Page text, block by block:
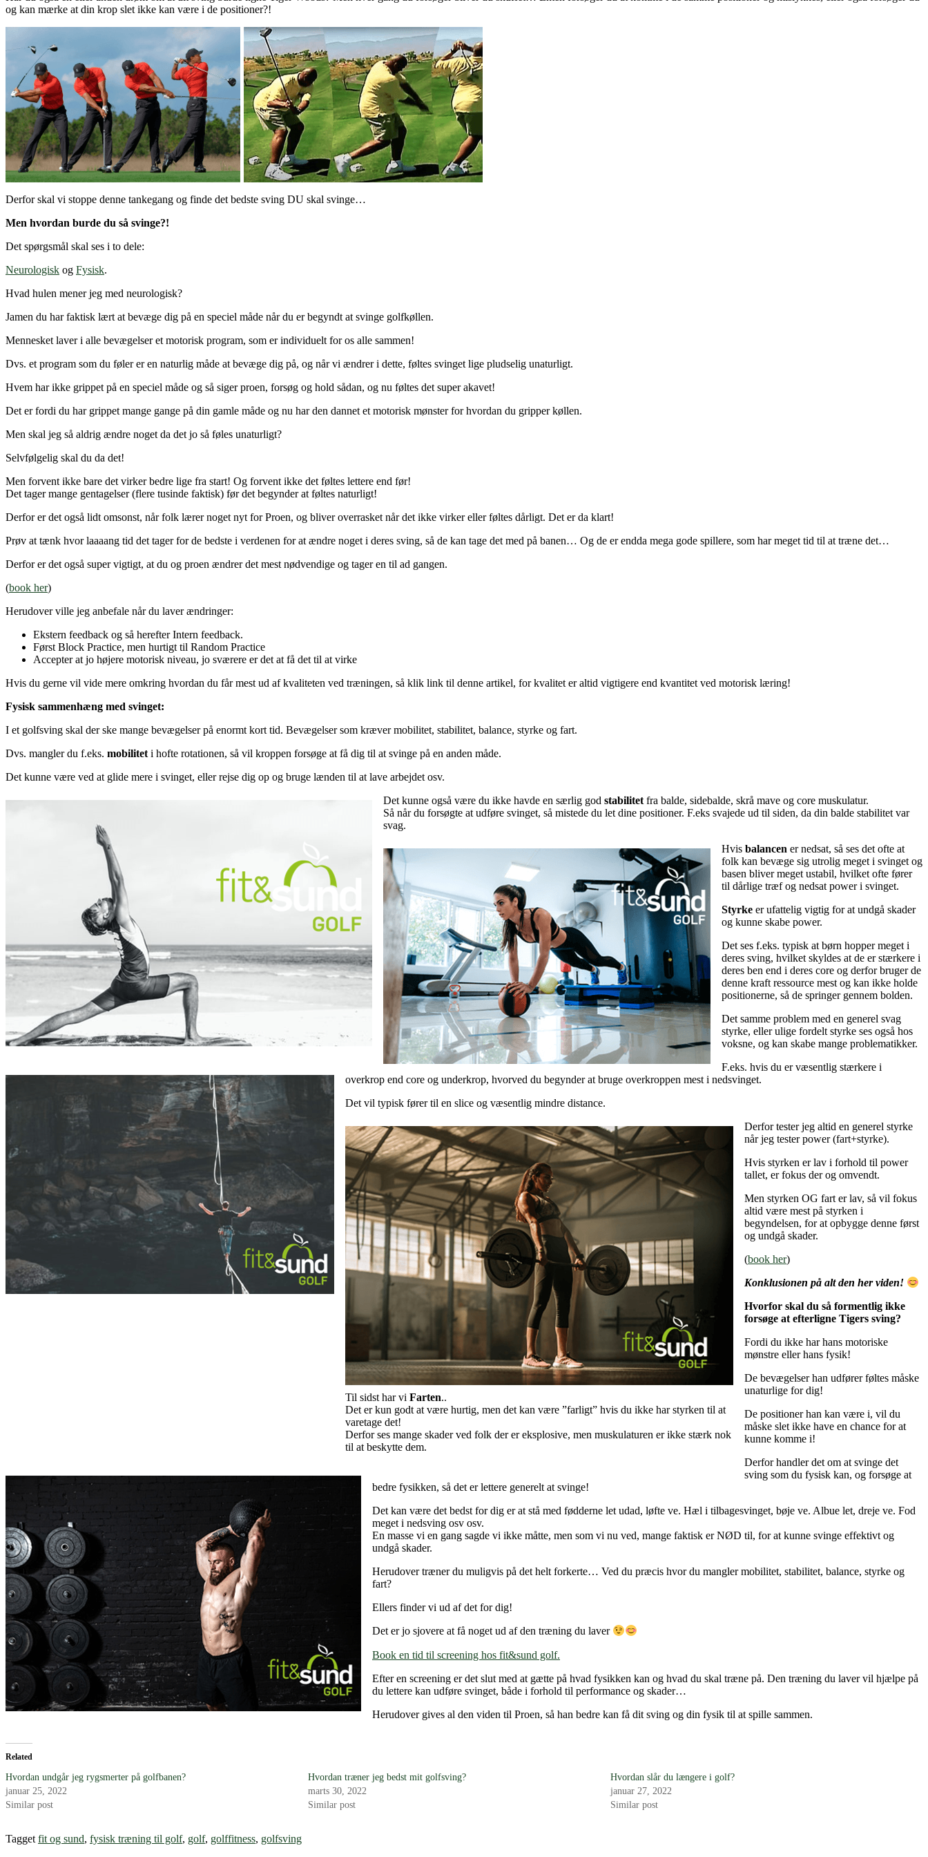
og kan mærke at din krop slet ikke kan være i de positioner?!
Derfor skal vi stoppe denne tankegang og finde det bedste sving DU skal svinge…
Men hvordan burde du så svinge?!
Det spørgsmål skal ses i to dele:
Neurologisk og Fysisk.
Hvad hulen mener jeg med neurologisk?
Jamen du har faktisk lært at bevæge dig på en speciel måde når du er begyndt at svinge golfkøllen.
Mennesket laver i alle bevægelser et motorisk program, som er individuelt for os alle sammen!
Dvs. et program som du føler er en naturlig måde at bevæge dig på, og når vi ændrer i dette, føltes svinget lige pludselig unaturligt.
Hvem har ikke grippet på en speciel måde og så siger proen, forsøg og hold sådan, og nu føltes det super akavet!
Det er fordi du har grippet mange gange på din gamle måde og nu har den dannet et motorisk mønster for hvordan du gripper køllen.
Men skal jeg så aldrig ændre noget da det jo så føles unaturligt?
Selvfølgelig skal du da det!
Men forvent ikke bare det virker bedre lige fra start! Og forvent ikke det føltes lettere end før!
Det tager mange gentagelser (flere tusinde faktisk) før det begynder at føltes naturligt!
Derfor er det også lidt omsonst, når folk lærer noget nyt for Proen, og bliver overrasket når det ikke virker eller føltes dårligt. Det er da klart!
Prøv at tænk hvor laaaang tid det tager for de bedste i verdenen for at ændre noget i deres sving, så de kan tage det med på banen… Og de er endda mega gode spillere, som har meget tid til at træne det…
Derfor er det også super vigtigt, at du og proen ændrer det mest nødvendige og tager en til ad gangen.
(book her)
Herudover ville jeg anbefale når du laver ændringer:
Ekstern feedback og så herefter Intern feedback.
Først Block Practice, men hurtigt til Random Practice
Accepter at jo højere motorisk niveau, jo sværere er det at få det til at virke
Hvis du gerne vil vide mere omkring hvordan du får mest ud af kvaliteten ved træningen, så klik link til denne artikel, for kvalitet er altid vigtigere end kvantitet ved motorisk læring!
Fysisk sammenhæng med svinget:
I et golfsving skal der ske mange bevægelser på enormt kort tid. Bevægelser som kræver mobilitet, stabilitet, balance, styrke og fart.
Dvs. mangler du f.eks. mobilitet i hofte rotationen, så vil kroppen forsøge at få dig til at svinge på en anden måde.
Det kunne være ved at glide mere i svinget, eller rejse dig op og bruge lænden til at lave arbejdet osv.
Det kunne også være du ikke havde en særlig god stabilitet fra balde, sidebalde, skrå mave og core muskulatur.
Så når du forsøgte at udføre svinget, så mistede du let dine positioner. F.eks svajede ud til siden, da din balde stabilitet var
svag.
Hvis balancen er nedsat, så ses det ofte at
folk kan bevæge sig utrolig meget i svinget og
basen bliver meget ustabil, hvilket ofte fører
til dårlige træf og nedsat power i svinget.
Styrke er ufattelig vigtig for at undgå skader
og kunne skabe power.
Det ses f.eks. typisk at børn hopper meget i
deres sving, hvilket skyldes at de er stærkere i
deres ben end i deres core og derfor bruger de
denne kraft ressource mest og kan ikke holde
positionerne, så de springer gennem bolden.
Det samme problem med en generel svag
styrke, eller ulige fordelt styrke ses også hos
voksne, og kan skabe mange problematikker.
F.eks. hvis du er væsentlig stærkere i
overkrop end core og underkrop, hvorved du begynder at bruge overkroppen mest i nedsvinget.
Det vil typisk fører til en slice og væsentlig mindre distance.
Til sidst har vi Farten..
Det er kun godt at være hurtig, men det kan være ”farligt” hvis du ikke har styrken til at
varetage det!
Derfor ses mange skader ved folk der er eksplosive, men muskulaturen er ikke stærk nok
til at beskytte dem.
Derfor tester jeg altid en generel styrke
når jeg tester power (fart+styrke).
Hvis styrken er lav i forhold til power
tallet, er fokus der og omvendt.
Men styrken OG fart er lav, så vil fokus
altid være mest på styrken i
begyndelsen, for at opbygge denne først
og undgå skader.
(book her)
Konklusionen på alt den her viden!
Hvorfor skal du så formentlig ikke
forsøge at efterligne Tigers sving?
Fordi du ikke har hans motoriske
mønstre eller hans fysik!
De bevægelser han udfører føltes måske
unaturlige for dig!
De positioner han kan være i, vil du
måske slet ikke have en chance for at
kunne komme i!
Derfor handler det om at svinge det
sving som du fysisk kan, og forsøge at
bedre fysikken, så det er lettere generelt at svinge!
Det kan være det bedst for dig er at stå med fødderne let udad, løfte ve. Hæl i tilbagesvinget, bøje ve. Albue let, dreje ve. Fod
meget i nedsving osv osv.
En masse vi en gang sagde vi ikke måtte, men som vi nu ved, mange faktisk er NØD til, for at kunne svinge effektivt og
undgå skader.
Herudover træner du muligvis på det helt forkerte… Ved du præcis hvor du mangler mobilitet, stabilitet, balance, styrke og
fart?
Ellers finder vi ud af det for dig!
Det er jo sjovere at få noget ud af den træning du laver
Book en tid til screening hos fit&sund golf.
Efter en screening er det slut med at gætte på hvad fysikken kan og hvad du skal træne på. Den træning du laver vil hjælpe på
du lettere kan udføre svinget, både i forhold til performance og skader…
Herudover gives al den viden til Proen, så han bedre kan få dit sving og din fysik til at spille sammen.
Related
Hvordan undgår jeg rygsmerter på golfbanen?
januar 25, 2022
Similar post
Hvordan træner jeg bedst mit golfsving?
marts 30, 2022
Similar post
Hvordan slår du længere i golf?
januar 27, 2022
Similar post
Tagget fit og sund, fysisk træning til golf, golf, golffitness, golfsving